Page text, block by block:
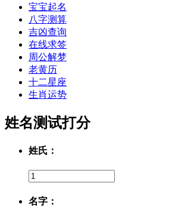
宝宝起名
八字测算
吉凶查询
在线求签
周公解梦
老黄历
十二星座
生肖运势
姓名测试打分
姓氏：
名字：